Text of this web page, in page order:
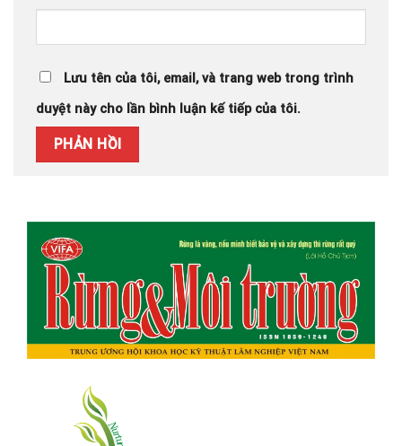
Lưu tên của tôi, email, và trang web trong trình
duyệt này cho lần bình luận kế tiếp của tôi.